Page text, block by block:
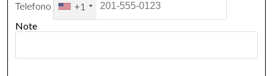
Telefono
+1
Note